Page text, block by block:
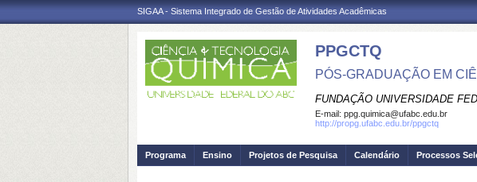
SIGAA - Sistema Integrado de Gestão de Atividades Acadêmicas
PPGCTQ
PÓS-GRADUAÇÃO EM
FUNDAÇÃO UNIVERSIDADE
E-mail: ppg.quimica@ufabc.edu.br
http://propg.ufabc.edu.br/ppgctq
Programa Ensino Projetos de Pesquisa Calendário Processos